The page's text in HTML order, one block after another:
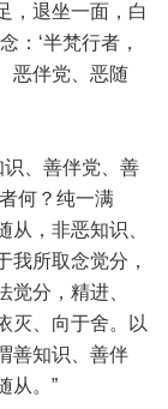
，退坐一面，白
：‘半梵行者，
恶伴党、恶随
识、善伴党、善
何？纯一满
，非恶知识、
我所取念觉分，
分，精进、
灭、向于舍。以
善知识、善伴
从。”